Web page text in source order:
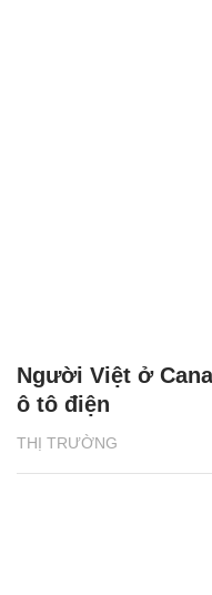
THỊ TRƯỜNG
Người Việt ở
ô tô điện